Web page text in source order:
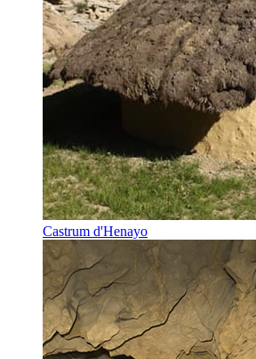
Castrum d'Henayo